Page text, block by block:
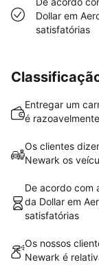
Dollar em
satisfatórias
Entregar um
é
Os clientes
Newark os
De acordo com
da Dollar em
satisfatórias
Os nossos
Newark é